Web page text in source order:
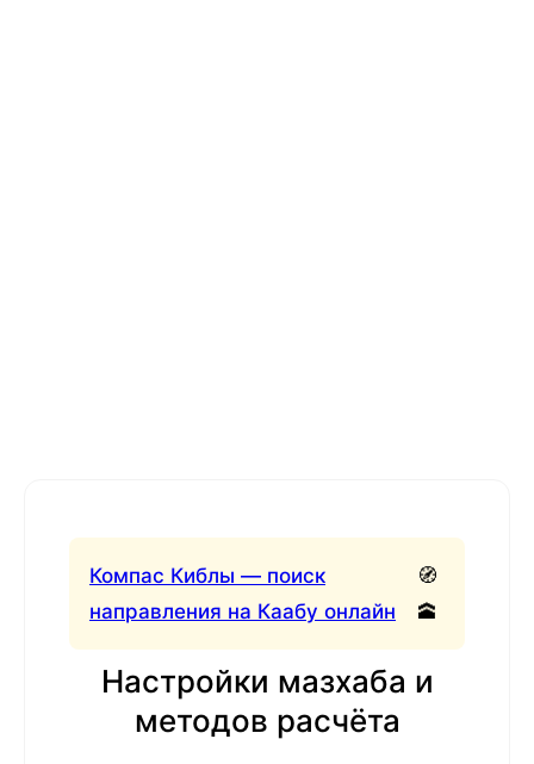
Компас Киблы — поиск
направления на Каабу онлайн
🧭
🕋
Настройки мазхаба и
методов расчёта